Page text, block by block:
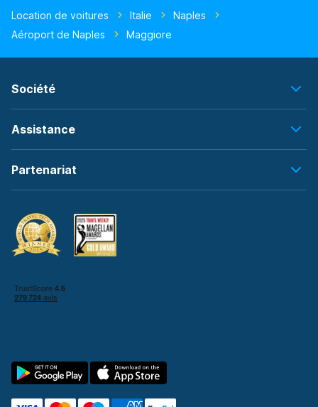
Location de voitures Italie
Naples
Aéroport de Naples
Maggiore
Société
Assistance
Partenariat